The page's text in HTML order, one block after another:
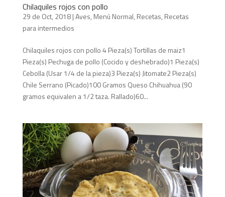
Chilaquiles rojos con pollo
29 de Oct, 2018|Aves, Menú Normal, Recetas, Recetas
para intermedios
Chilaquiles rojos con pollo 4 Pieza(s) Tortillas de maiz1
Pieza(s) Pechuga de pollo (Cocido y deshebrado)1 Pieza(s)
Cebolla (Usar 1/4 de la pieza)3 Pieza(s) Jitomate2 Pieza(s)
Chile Serrano (Picado)100 Gramos Queso Chihuahua (90
gramos equivalen a 1/2 taza. Rallado)60...